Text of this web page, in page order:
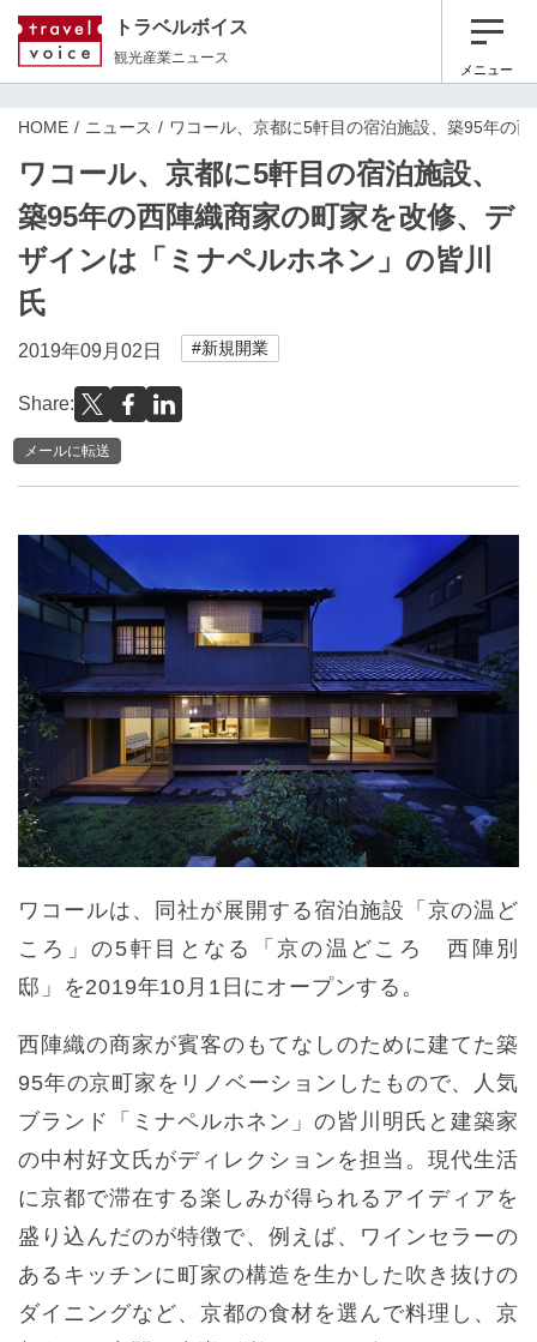
トラベルボイス
観光産業ニュース
メニュー
HOME ニュース ワコール、京都に5軒目の宿泊施設、築95年の
ワコール、京都に5軒目の宿泊施設、
築95年の西陣織商家の町家を改修、デ
ザインは「ミナペルホネン」の皆川
氏
2019年09月02日 #新規開業
Share:
メールに転送
ワコールは、同社が展開する宿泊施設「京の温ど
ころ」の5軒目となる「京の温どころ 西陣別
邸」を2019年10月1日にオープンする。
西陣織の商家が賓客のもてなしのために建てた築
95年の京町家をリノベーションしたもので、人気
ブランド「ミナペルホネン」の皆川明氏と建築家
の中村好文氏がディレクションを担当。現代生活
に京都で滞在する楽しみが得られるアイディアを
盛り込んだのが特徴で、例えば、ワインセラーの
あるキッチンに町家の構造を生かした吹き抜けの
ダイニングなど、京都の食材を選んで料理し、京